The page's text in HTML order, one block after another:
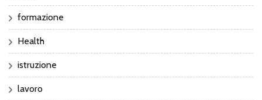
formazione
Health
istruzione
lavoro